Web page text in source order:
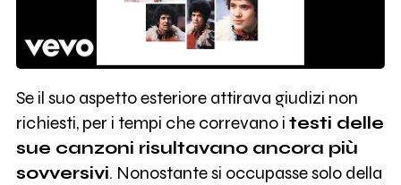
Se il suo aspetto esteriore attirava giudizi non
richiesti, per i tempi che correvano i testi delle
sue canzoni risultavano ancora più
sovversivi. Nonostante si occupasse solo della